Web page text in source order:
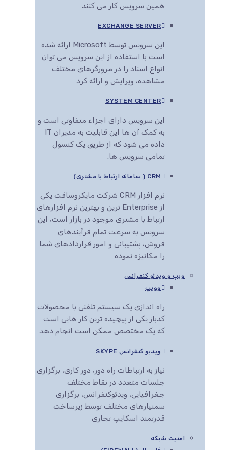
همین سرویس کار می کنند
EXCHANGE SERVER
این سرویس توسط Microsoft ارائه شده
است با استفاده از این سرویس می توان
انواع اسناد را در مرورگرهای مختلف
مشاهده، ویرایش و ارائه کرد
SYSTEM CENTER
این سرویس دارای اجزاء متفاوتی است و
به کمک آن ها این قابلیت به مدیران IT
داده می شود که از طریق یک کنسول
تمامی سرویس ها.
CRM ( سامانه ارتباط با مشتری)
نرم افزار CRM شرکت مایکروسافت یکی
از Enterprise ترین و بهترین نرم افزارهای
ارتباط با مشتری موجود در بازار است، این
سرویس به سرعت تمام فرآیندهای
فروش، پشتیبانی و امور قراردادهای شما
را مکانیزه نموده
ویپ و ویدئو کنفرانس
وویپ
راه اندازی یک سیستم تلفنی با محصولات
کدباز یکی از پیچیده ترین کار هایی است
که یک مختصص ممکن است انجام دهد
ویدیو کنفرانس SKYPE
نیاز به ارتباطات راه دور، دور کاری، برگزاری
جلسات متعدد در نقاط مختلف
جغرافیایی، ویدئوکنفرانس، برگزاری
سمنیارهای مختلف توسط زیرساخت
قدرتمند اسکایپ تجاری
امنیت شبکه